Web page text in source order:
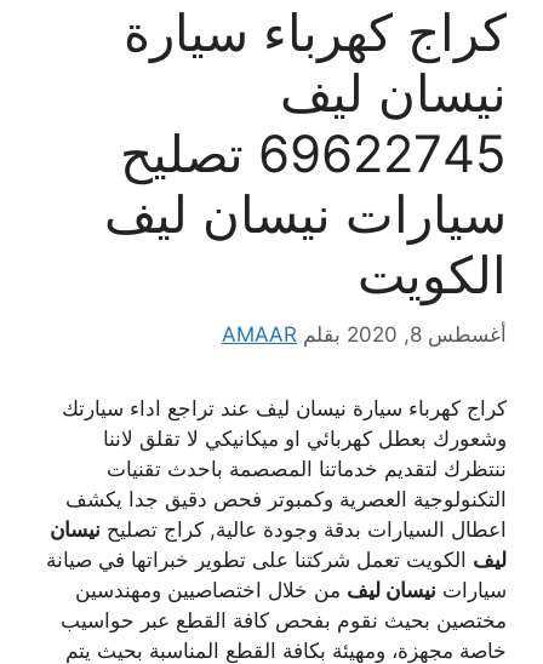
كراج كهرباء سيارة
نيسان ليف
69622745 تصليح
سيارات نيسان ليف
الكويت
أغسطس 8, 2020 بقلم AMAAR
كراج كهرباء سيارة نيسان ليف عند تراجع اداء سيارتك
وشعورك بعطل كهربائي او ميكانيكي لا تقلق لاننا
ننتظرك لتقديم خدماتنا المصصمة باحدث تقنيات
التكنولوجية العصرية وكمبوتر فحص دقيق جدا يكشف
اعطال السيارات بدقة وجودة عالية, كراج تصليح نيسان
ليف الكويت تعمل شركتنا على تطوير خبراتها في صيانة
سيارات نيسان ليف من خلال اختصاصيين ومهندسين
مختصين بحيث نقوم بفحص كافة القطع عبر حواسيب
خاصة مجهزة، ومهيئة بكافة القطع المناسبة بحيث يتم